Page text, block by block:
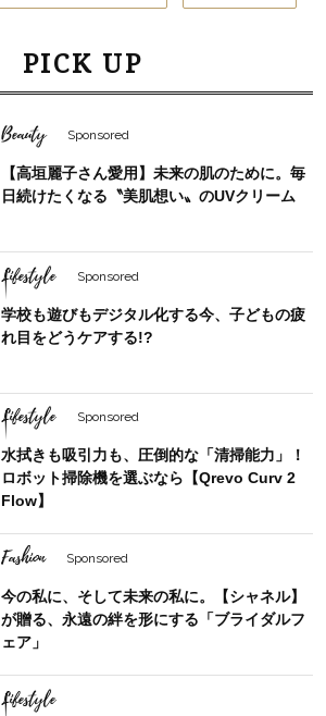
PICK UP
Beauty Sponsored
【高垣麗子さん愛用】未来の肌のために。毎
日続けたくなる〝美肌想い〟のUVクリーム
Lifestyle Sponsored
学校も遊びもデジタル化する今、子どもの疲
れ目をどうケアする!?
Lifestyle Sponsored
水拭きも吸引力も、圧倒的な「清掃能力」！
ロボット掃除機を選ぶなら【Qrevo Curv 2
Flow】
Fashion Sponsored
今の私に、そして未来の私に。【シャネル】
が贈る、永遠の絆を形にする「ブライダルフ
ェア」
Lifestyle